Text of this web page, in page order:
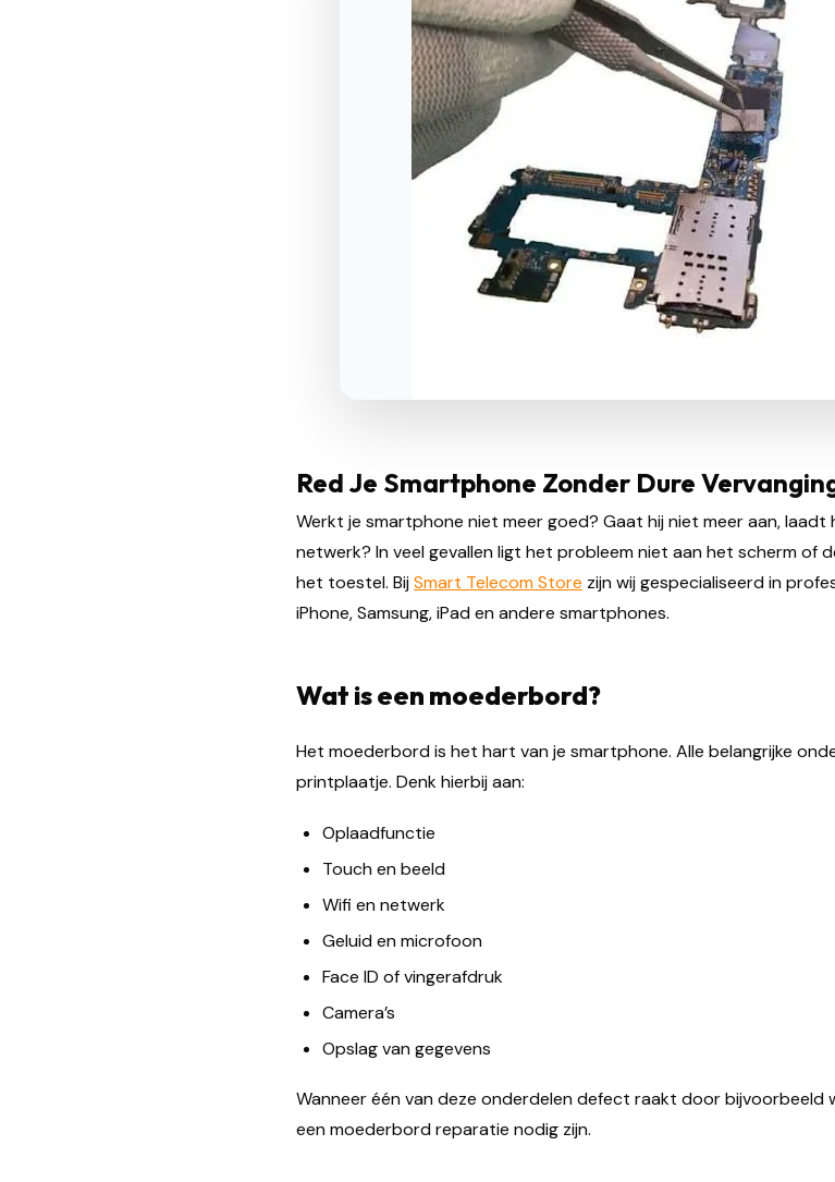
Red Je Smartphone Zonder Dure
Werkt je smartphone niet meer goed? Gaat hij niet meer aan,
netwerk? In veel gevallen ligt het probleem niet aan het scherm of
het toestel. BijSmart Telecom Store zijn wij gespecialiseerd in
iPhone, Samsung, iPad en andere smartphones.
Wat is een moederbord?
Het moederbord is het hart van je smartphone. Alle belangrijke
printplaatje. Denk hierbij aan:
Oplaadfunctie
Touch en beeld
Wifi en netwerk
Geluid en microfoon
Face ID of vingerafdruk
Camera’s
Opslag van gegevens
Wanneer één van deze onderdelen defect raakt door bijvoorbeeld
een moederbord reparatie nodig zijn.